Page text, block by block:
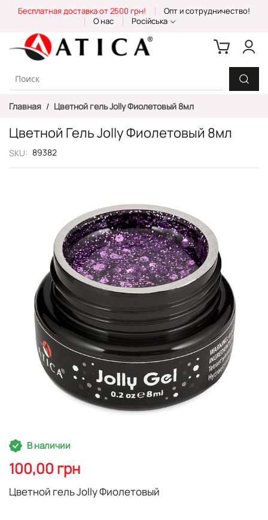
Content
Бесплатная доставка от 2500 грн!
Опт и сотрудничество!
О нас
Російська
Главная Цветной гель Jolly Фиолетовый 8мл
Цветной Гель Jolly Фиолетовый 8мл
SKU 89382
изображений
Перейти
к
началу
галереи
изображений
В наличии
100,00 грн
Цветной гель Jolly Фиолетовый